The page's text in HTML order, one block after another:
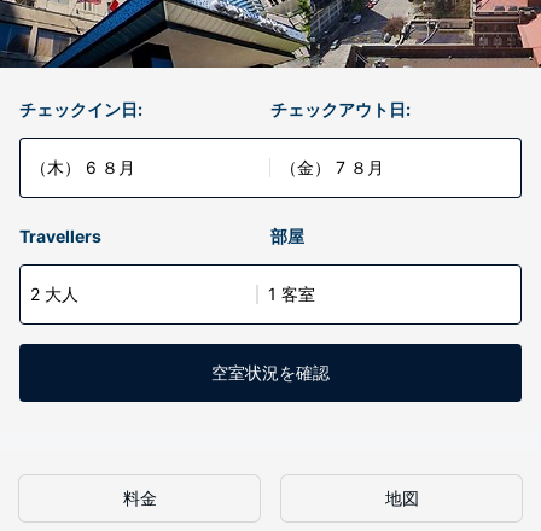
チェックイン日:
（木） 6 ８月
チェックアウト日:
（金） 7 ８月
Travellers 部屋
2 大人 1 客室
空室状況を確認
料金 地図